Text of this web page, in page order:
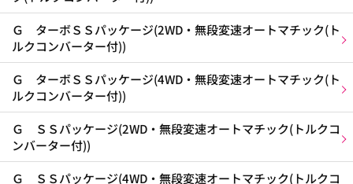
Ｇ ターボＳＳパッケージ(2WD・無段変速オートマチック(ト
ルクコンバーター付))
Ｇ ターボＳＳパッケージ(4WD・無段変速オートマチック(ト
ルクコンバーター付))
Ｇ ＳＳパッケージ(2WD・無段変速オートマチック(トルクコ
ンバーター付))
Ｇ ＳＳパッケージ(4WD・無段変速オートマチック(トルクコ